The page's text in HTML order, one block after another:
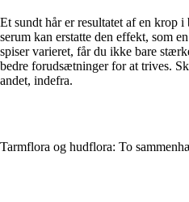
Et sundt hår er resultatet af en krop
serum kan erstatte den effekt, som
spiser varieret, får du ikke bare
bedre forudsætninger for at trives.
andet, indefra.
Tarmflora og hudflora: To